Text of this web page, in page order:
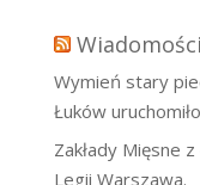
Wymień stary
Łuków
Zakłady Mięsne
Legii Warszawa.